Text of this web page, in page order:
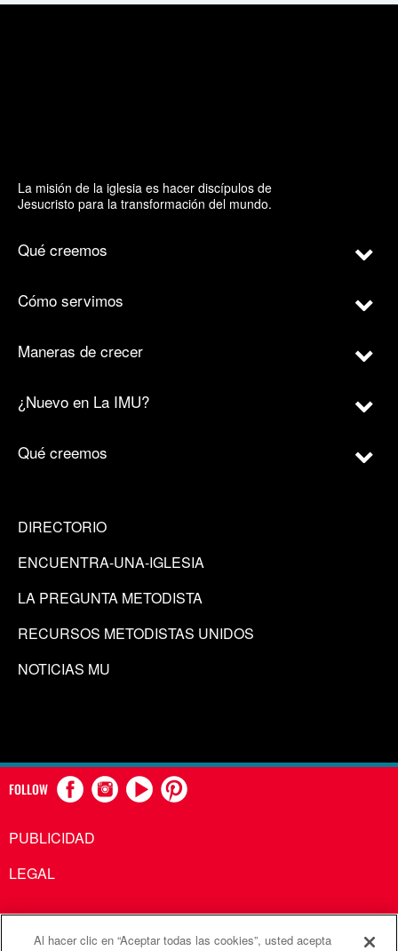
La misión de la iglesia es hacer discípulos de
Jesucristo para la transformación del mundo.
Qué creemos
Cómo servimos
Maneras de crecer
¿Nuevo en La IMU?
Qué creemos
DIRECTORIO
ENCUENTRA-UNA-IGLESIA
LA PREGUNTA METODISTA
RECURSOS METODISTAS UNIDOS
NOTICIAS MU
FOLLOW
PUBLICIDAD
LEGAL
Al hacer clic en “Aceptar todas las cookies”, usted acepta